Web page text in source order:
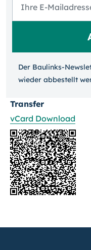
Der Baulinks-
wieder ab­bestellt
Transfer
vCard Download